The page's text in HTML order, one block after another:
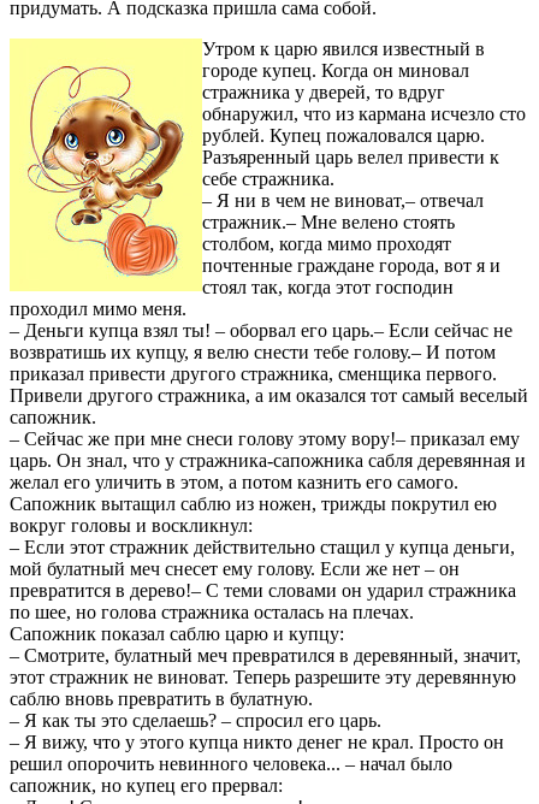
придумать. А подсказка пришла сама собой.
Утром к царю явился известный в
городе купец. Когда он миновал
стражника у дверей, то вдруг
обнаружил, что из кармана исчезло сто
рублей. Купец пожаловался царю.
Разъяренный царь велел привести к
себе стражника.
– Я ни в чем не виноват,– отвечал
стражник.– Мне велено стоять
столбом, когда мимо проходят
почтенные граждане города, вот я и
стоял так, когда этот господин
проходил мимо меня.
– Деньги купца взял ты! – оборвал его царь.– Если сейчас не
возвратишь их купцу, я велю снести тебе голову.– И потом
приказал привести другого стражника, сменщика первого.
Привели другого стражника, а им оказался тот самый веселый
сапожник.
– Сейчас же при мне снеси голову этому вору!– приказал ему
царь. Он знал, что у стражника-сапожника сабля деревянная и
желал его уличить в этом, а потом казнить его самого.
Сапожник вытащил саблю из ножен, трижды покрутил ею
вокруг головы и воскликнул:
– Если этот стражник действительно стащил у купца деньги,
мой булатный меч снесет ему голову. Если же нет – он
превратится в дерево!– С теми словами он ударил стражника
по шее, но голова стражника осталась на плечах.
Сапожник показал саблю царю и купцу:
– Смотрите, булатный меч превратился в деревянный, значит,
этот стражник не виноват. Теперь разрешите эту деревянную
саблю вновь превратить в булатную.
– Я как ты это сделаешь? – спросил его царь.
– Я вижу, что у этого купца никто денег не крал. Просто он
решил опорочить невинного человека... – начал было
сапожник, но купец его прервал: